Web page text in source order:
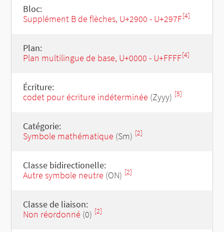
Bloc:
Supplément B de flèches, U+2900 - U+297F[4]
Plan:
Plan multilingue de base, U+0000 - U+FFFF[4]
Écriture:
codet pour écriture indéterminée (Zyyy) [5]
Catégorie:
Symbole mathématique (Sm) [2]
Classe bidirectionelle:
Autre symbole neutre (ON) [2]
Classe de liaison:
Non réordonné (0) [2]